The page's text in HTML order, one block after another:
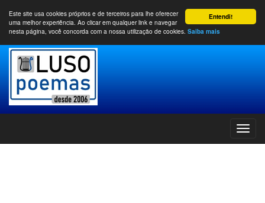
Entendi!
Este site usa cookies próprios e de terceiros para lhe oferecer
uma melhor experiência. Ao clicar em qualquer link e navegar
nesta página, você concorda com a nossa utilização de cookies. Saiba mais